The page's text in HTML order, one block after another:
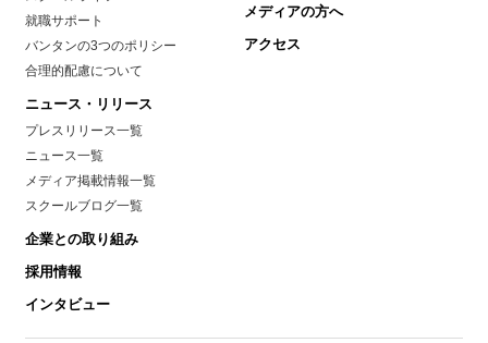
就職サポート
バンタンの3つのポリシー
合理的配慮について
ニュース・リリース
プレスリリース一覧
ニュース一覧
メディア掲載情報一覧
スクールブログ一覧
企業との取り組み
採用情報
インタビュー
メディアの方へ
アクセス